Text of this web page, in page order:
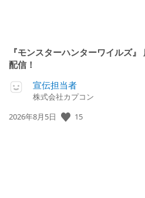
『モンスターハンターワイルズ
配信！
宣伝担当者
株式会社カプコン
公
2026年8月5日 15